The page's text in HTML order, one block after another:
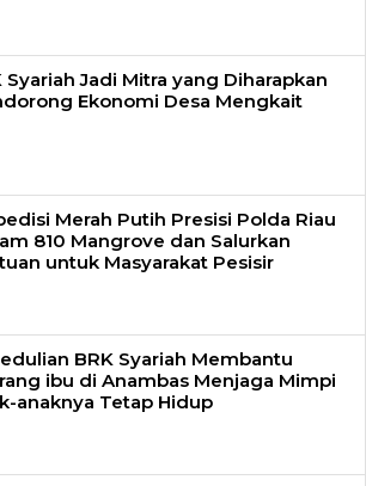
Syariah Jadi Mitra yang Diharapkan
Ekonomi Desa Mengkait
Merah Putih Presisi Polda Riau
810 Mangrove dan Salurkan
untuk Masyarakat Pesisir
BRK Syariah Membantu
ibu di Anambas Menjaga Mimpi
anaknya Tetap Hidup